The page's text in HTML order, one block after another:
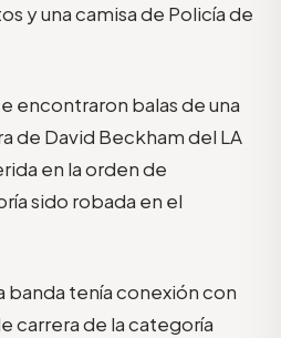
y una camisa de Policía de
encontraron balas de una
de David Beckham del LA
en la orden de
sido robada en el
banda tenía conexión con
carrera de la categoría